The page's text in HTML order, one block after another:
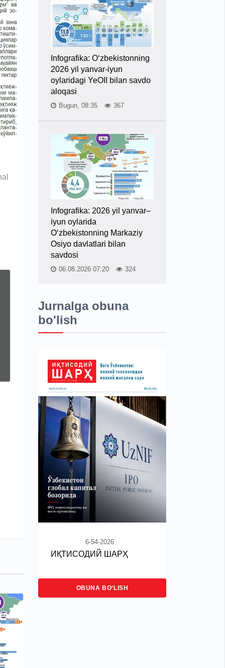
Infografika: O‘zbekistonning
2026 yil yanvar-iyun
oylaridagi YeOII bilan savdo
aloqasi
Bugun, 08:35 367
Infografika: 2026 yil yanvar–
iyun oylarida
O‘zbekistonning Markaziy
Osiyo davlatlari bilan
savdosi
06.08.2026 07:20 324
Jurnalga obuna
bo'lish
6-54-2026
ИҚТИСОДИЙ ШАРҲ
OBUNA BO‘LISH